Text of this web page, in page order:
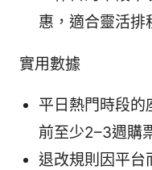
惠，適合靈活排
實用數據
平日熱門時段的
前至少2–3週購
退改規則因平台